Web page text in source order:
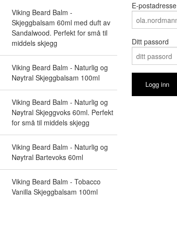
Viking Beard Balm -
Skjeggbalsam 60ml med duft av
Sandalwood. Perfekt for små til
middels skjegg
Viking Beard Balm - Naturlig og
Nøytral Skjeggbalsam 100ml
Viking Beard Balm - Naturlig og
Nøytral Skjeggvoks 60ml. Perfekt
for små til middels skjegg
Viking Beard Balm - Naturlig og
Nøytral Bartevoks 60ml
Viking Beard Balm - Tobacco
Vanilla Skjeggbalsam 100ml
E-postadresse
Ditt passord